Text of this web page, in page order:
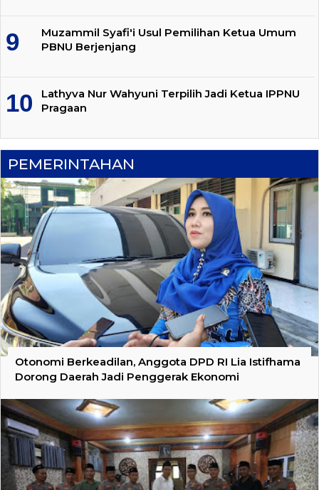
Muzammil Syafi'i Usul Pemilihan Ketua Umum
PBNU Berjenjang
Lathyva Nur Wahyuni Terpilih Jadi Ketua IPPNU
Pragaan
PEMERINTAHAN
Otonomi Berkeadilan, Anggota DPD RI Lia Istifhama
Dorong Daerah Jadi Penggerak Ekonomi